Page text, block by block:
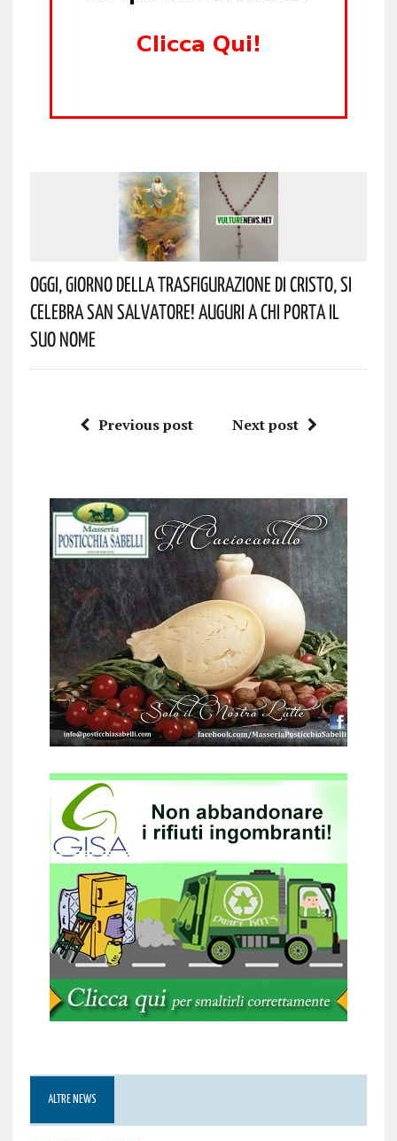
Oggi, Giorno Della Trasfigurazione Di Cristo, Si
Celebra San Salvatore! Auguri A Chi Porta Il
Suo Nome
Previous post Next post
ALTRE NEWS